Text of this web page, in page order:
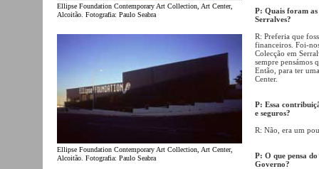
Ellipse Foundation Contemporary Art Collection, Art Center,
Alcoitão. Fotografia: Paulo Seabra
Ellipse Foundation Contemporary Art Collection, Art Center,
Alcoitão. Fotografia: Paulo Seabra
P: Quais foram
Serralves?
R: Preferia que
financeiros. Foi-
Colecção em
sempre pensámos
Então, para ter
Center.
P: Essa
e seguros?
R: Não, era um
P: O que pensa
Governo?